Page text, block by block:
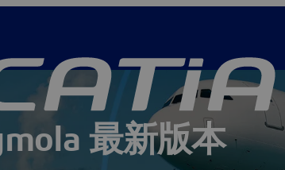
最新版本